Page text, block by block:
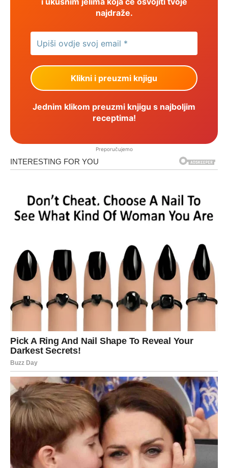
najdraže.
Jednim klikom preuzmi knjigu s najboljim
receptima!
Preporučujemo